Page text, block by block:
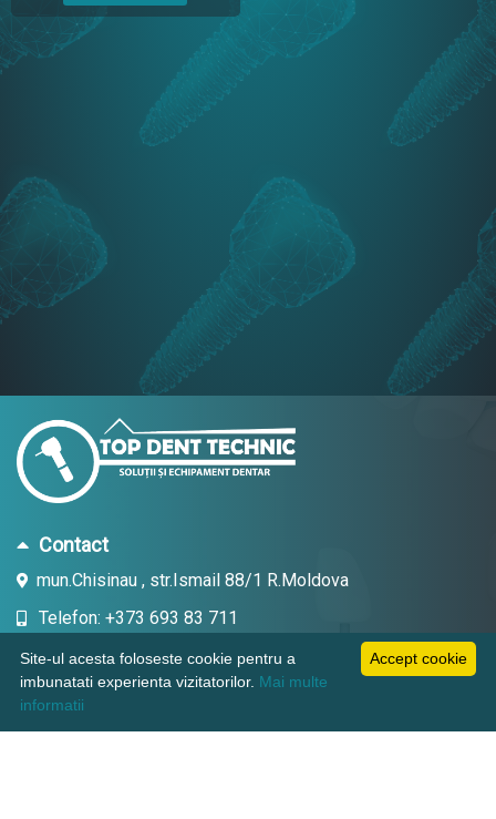
Contact
mun.Chisinau , str.Ismail 88/1 R.Moldova
Telefon: +373 693 83 711
Email: topdent.technic@gmail.com
Accept cookie
Site-ul acesta foloseste cookie pentru a
imbunatati experienta vizitatorilor. Mai multe
informatii